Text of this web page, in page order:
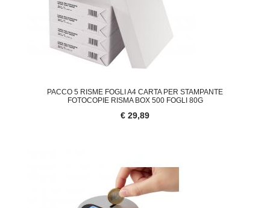
PACCO 5 RISME FOGLI A4 CARTA PER STAMPANTE
FOTOCOPIE RISMA BOX 500 FOGLI 80G
€ 29,89